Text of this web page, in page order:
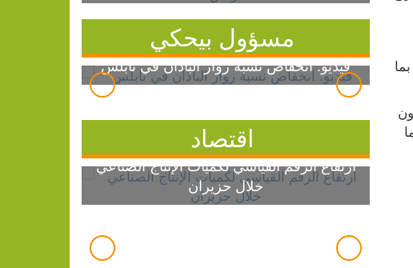
مسؤول بيحكي
فيديو: انخفاض نسبة زوار الباذان في نابلس
اقتصاد
ارتفاع الرقم القياسي لكميات الإنتاج الصناعي
خلال حزيران